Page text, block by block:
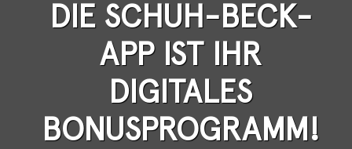
DIE SCHUH-BECK-
APP IST IHR
DIGITALES
BONUSPROGRAMM!